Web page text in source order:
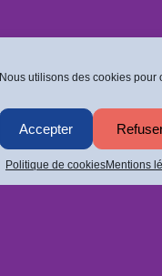
Nous utilisons des cookies pour
Accepter
Politique de cookiesMentions